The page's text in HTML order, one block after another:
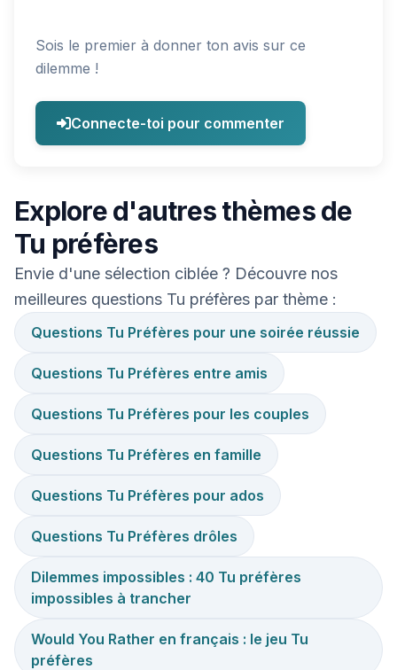
Sois le premier à donner ton avis sur ce
dilemme !
Connecte-toi pour commenter
Explore d'autres thèmes de
Tu préfères
Envie d'une sélection ciblée ? Découvre nos
meilleures questions Tu préfères par thème :
Questions Tu Préfères pour une soirée réussie
Questions Tu Préfères entre amis
Questions Tu Préfères pour les couples
Questions Tu Préfères en famille
Questions Tu Préfères pour ados
Questions Tu Préfères drôles
Dilemmes impossibles : 40 Tu préfères
impossibles à trancher
Would You Rather en français : le jeu Tu
préfères